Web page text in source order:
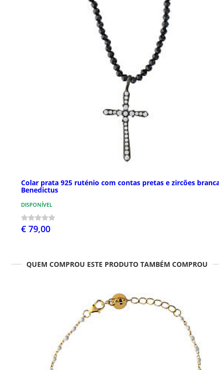
Colar prata 925 ruténio com contas pretas e zircões
Benedictus
DISPONÍVEL
€ 79,00
QUEM COMPROU ESTE PRODUTO TAMBÉM COMPROU